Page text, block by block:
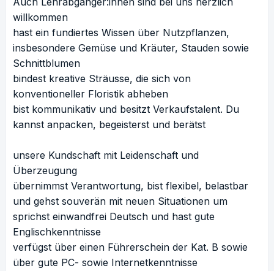
willkommen
hast ein fundiertes Wissen über Nutzpflanzen,
insbesondere Gemüse und Kräuter, Stauden sowie
Schnittblumen
bindest kreative Sträusse, die sich von
konventioneller Floristik abheben
bist kommunikativ und besitzt Verkaufstalent. Du
kannst anpacken, begeisterst und berätst
unsere Kundschaft mit Leidenschaft und
Überzeugung
übernimmst Verantwortung, bist flexibel, belastbar
und gehst souverän mit neuen Situationen um
sprichst einwandfrei Deutsch und hast gute
Englischkenntnisse
verfügst über einen Führerschein der Kat. B sowie
über gute PC- sowie Internetkenntnisse